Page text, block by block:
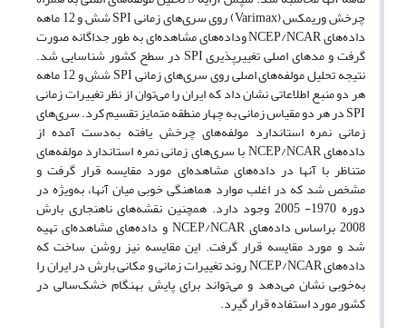
چرخش وریمکس (Varimax) روی سری‌های زمانی SPI شش و 12 ماهه
داده‌‌های NCEP/NCAR وداده‌‌های مشاهده‌‌ای به طور جداگانه صورت
گرفت و مدهای اصلی تغییرپذیری SPI در سطح کشور شناسایی شد.
نتیجه تحلیل مولفه‌‌های اصلی روی سری‌های زمانی SPI شش و 12 ماهه
هر دو منبع اطلاعاتی نشان داد که ایران را می‌توان از نظر تغییرات زمانی
SPI در هر دو مقیاس زمانی به چهار منطقه متمایز تقسیم کرد. سری‌های
زمانی نمره استاندارد مولفه‌‌های چرخش یافته به‌دست آمده از
داده‌‌های NCEP/NCAR با سری‌های زمانی نمره استاندارد مولفه‌‌های
متناظر با آنها در داده‌‌های مشاهده‌‌ای مورد مقایسه قرار گرفت و
مشخص شد که در اغلب موارد هماهنگی خوبی میان آنها، به‌‌ویژه در
دوره 1970- 2005 وجود دارد. همچنین نقشه‌‌های ناهنجاری بارش
2008 براساس داده‌‌های NCEP/NCAR و داده‌‌های مشاهده‌‌ای تهیه
شد و مورد مقایسه قرار گرفت. این مقایسه نیز روشن ساخت که
داده‌‌های NCEP/NCAR روند تغییرات زمانی و مکانی بارش در ایران را
به‌خوبی نشان می‌دهد و می‌تواند برای پایش بهنگام خشک‌سالی در
کشور مورد استفاده قرار گیرد.